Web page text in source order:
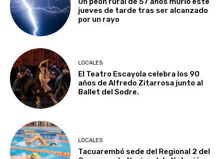
jueves de tarde tras ser alcanzado
por un rayo
LOCALES
El Teatro Escayola celebra los 90
años de Alfredo Zitarrosa junto al
Ballet del Sodre.
LOCALES
Tacuarembó sede del Regional 2 del